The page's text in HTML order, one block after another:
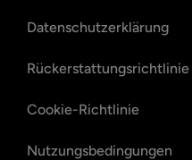
Datenschutzerklärung
Rückerstattungsrichtlinie
Cookie-Richtlinie
Nutzungsbedingungen